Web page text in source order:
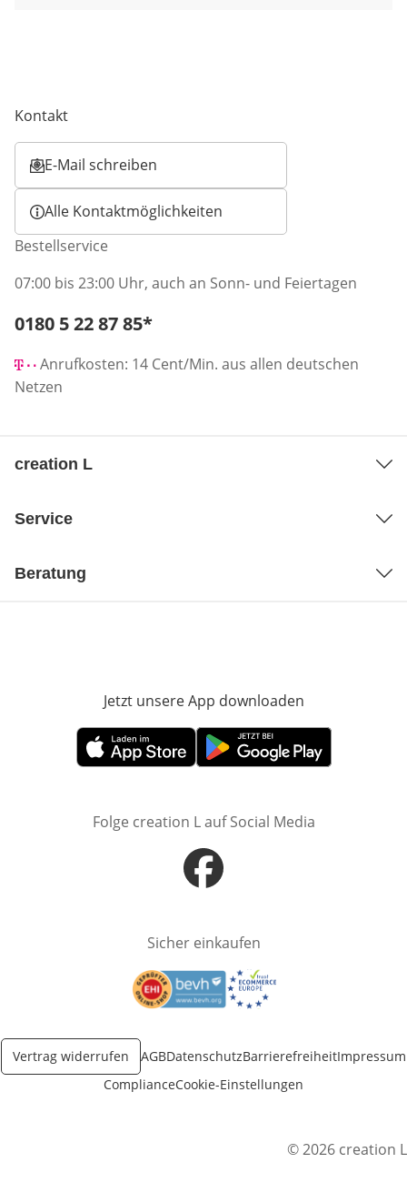
Kontakt
E-Mail schreiben
Öffnet E-Mail-Client
Alle Kontaktmöglichkeiten
Bestellservice
07:00 bis 23:00 Uhr, auch an Sonn- und Feiertagen
Telefonnummer:
0180 5 22 87 85*
Anrufkosten: 14 Cent/Min. aus allen deutschen
Netzen
creation L
Service
Beratung
Jetzt unsere App downloaden
Öffnet in neuem FensterÖffnet in neuem Fenster
Folge creation L auf Social Media
Öffnet in neuem Fenster
Sicher einkaufen
Öffnet in neuem FensterÖffnet in neuem Fenster
Vertrag widerrufen AGBDatenschutzBarrierefreiheitImpressum
ComplianceCookie-Einstellungen
© 2026 creation L